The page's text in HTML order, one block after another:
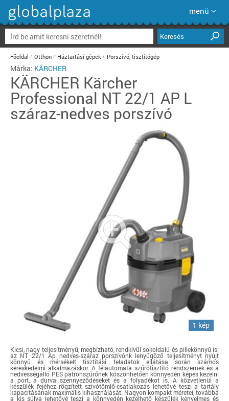
menü
Keresés
Főoldal Otthon Háztartási gépek Porszívó, tisztítógép
Márka: KÄRCHER
KÄRCHER Kärcher
Professional NT 22/1 AP L
száraz-nedves porszívó
1 kép
Kicsi, nagy teljesítményű, megbízható, rendkívül sokoldalú és pillekönnyű is:
az NT 22/1 Ap nedves-száraz porszívónk lenyűgöző teljesítményt nyújt
könnyű és mérsékelt tisztítási feladatok ellátása során számos
kereskedelmi alkalmazáskor. A félautomata szűrőtisztító rendszernek és a
nedvességálló PES patronszűrőnek köszönhetően könnyedén képes kezelni
a port, a durva szennyeződéseket és a folyadékot is. A közvetlenül a
készülék fejéhez rögzített szívótömlő-csatlakozás lehetővé teszi a tartály
kapacitásának maximális kihasználását. Nagyon kompakt méretei, továbbá
a kis súlya lehetővé teszi a könnyedén kezelhető készülék kényelmes és